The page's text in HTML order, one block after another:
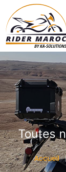
Toutes
Accueil